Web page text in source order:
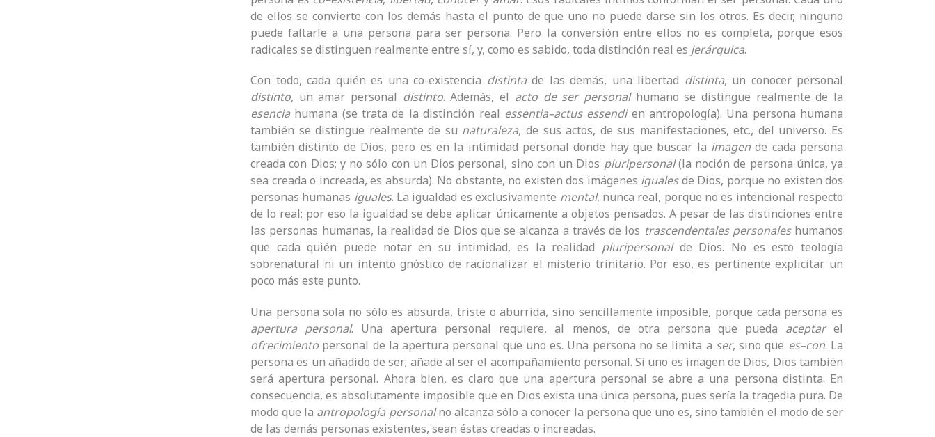
de ellos se convierte con los demás hasta el punto de que uno no puede darse sin los otros. Es decir, ninguno
puede faltarle a una persona para ser persona. Pero la conversión entre ellos no es completa, porque esos
radicales se distinguen realmente entre sí, y, como es sabido, toda distinción real es jerárquica.
Con todo, cada quién es una co-existencia distintade las demás, una libertad distinta, un conocer personal
distinto, un amar personal distinto. Además, el acto de ser personalhumano se distingue realmente de la
esenciahumana (se trata de la distinción real essentia–actus essendien antropología). Una persona humana
también se distingue realmente de su naturaleza, de sus actos, de sus manifestaciones, etc., del universo. Es
también distinto de Dios, pero es en la intimidad personal donde hay que buscar la imagen de cada persona
creada con Dios; y no sólo con un Dios personal, sino con un Dios pluripersonal(la noción de persona única, ya
sea creada o increada, es absurda). No obstante, no existen dos imágenes igualesde Dios, porque no existen dos
personas humanas iguales. La igualdad es exclusivamente mental, nunca real, porque no es intencional respecto
de lo real; por eso la igualdad se debe aplicar únicamente a objetos pensados. A pesar de las distinciones entre
las personas humanas, la realidad de Dios que se alcanza a través de los trascendentales personaleshumanos
que cada quién puede notar en su intimidad, es la realidad pluripersonalde Dios. No es esto teología
sobrenatural ni un intento gnóstico de racionalizar el misterio trinitario. Por eso, es pertinente explicitar un
poco más este punto.
Una persona sola no sólo es absurda, triste o aburrida, sino sencillamente imposible, porque cada persona es
apertura personal. Una apertura personal requiere, al menos, de otra persona que pueda aceptarel
ofrecimiento personal de la apertura personal que uno es. Una persona no se limita a ser, sino que es–con. La
persona es un añadido de ser; añade al ser el acompañamiento personal. Si uno es imagen de Dios, Dios también
será apertura personal. Ahora bien, es claro que una apertura personal se abre a una persona distinta. En
consecuencia, es absolutamente imposible que en Dios exista una única persona, pues sería la tragedia pura. De
modo que la antropología personalno alcanza sólo a conocer la persona que uno es, sino también el modo de ser
de las demás personas existentes, sean éstas creadas o increadas.